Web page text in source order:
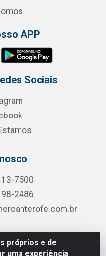
próprios e de
uma experiência
APP
Sociais
7500
2486
Ribeiro de Luna, 3777 -